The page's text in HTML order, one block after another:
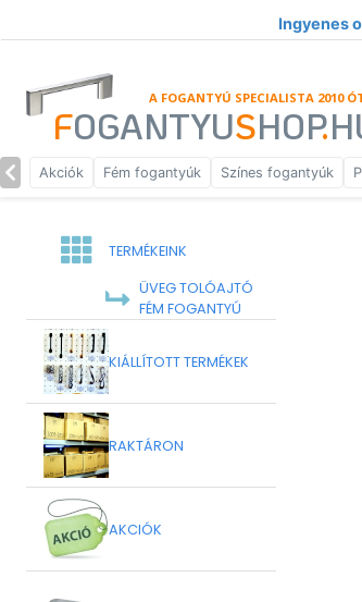
Ingyenes
A FOGANTYÚ SPECIALISTA 2010
FOGANTYUSHOP.
Akciók Fém fogantyúk Színes fogantyúk
TERMÉKEINK
ÜVEG TOLÓAJTÓ
FÉM FOGANTYÚ
KIÁLLÍTOTT TERMÉKEK
RAKTÁRON
AKCIÓK